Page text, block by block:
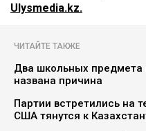
Ulysmedia.kz.
ЧИТАЙТЕ ТАКЖЕ
Два школьных предмета
названа причина
Партии встретились на
США тянутся к